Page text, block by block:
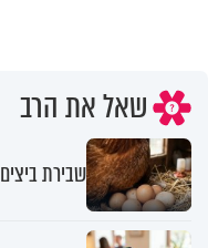
שאל את הרב
שבירת ביצים